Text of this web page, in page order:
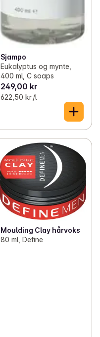
Sjampo
Eukalyptus og mynte,
400 ml, C soaps
249,00 kr
622,50 kr /l
Moulding Clay hårvoks
80 ml, Define